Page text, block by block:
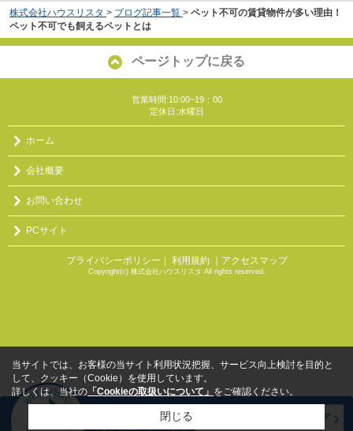
株式会社ハウスリスタ > ブログ記事一覧 > ペット不可の賃貸物件が多い理由！
ペット不可でも飼えるペットとは
ページトップに戻る
営業時間:10:00~19：00
定休日:水曜日
ホーム
会社概要
お問い合わせ
PCサイト
プライバシーポリシー ｜ 利用規約 ｜アクセスマップ
Copyright(c) 株式会社ハウスリスタ All rights reserved.
当サイトでは、お客様の当サイト利用状況把握、サービス向上検討を目的と
して、クッキー（Cookie）を使用しています。
詳しくは、当社の 「Cookieの取扱いについて」 をご確認ください。
閉じる